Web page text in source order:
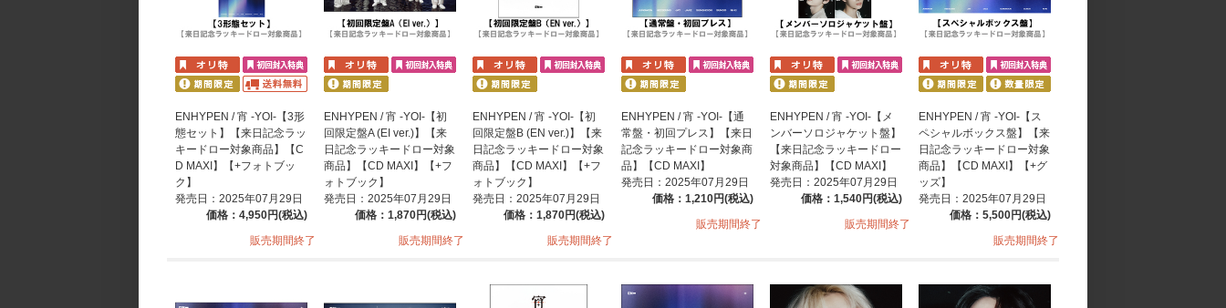
ENHYPEN / 宵 -YOI-【3形
態セット】【来日記念ラッ
キードロー対象商品】【C
D MAXI】【+フォトブッ
ク】
発売日：2025年07月29日
価格：4,950円(税込)
販売期間終了
ENHYPEN / 宵 -YOI-【初
回限定盤A (EI ver.)】【来
日記念ラッキードロー対象
商品】【CD MAXI】【+フ
ォトブック】
発売日：2025年07月29日
価格：1,870円(税込)
販売期間終了
ENHYPEN / 宵 -YOI-【初
回限定盤B (EN ver.)】【来
日記念ラッキードロー対象
商品】【CD MAXI】【+フ
ォトブック】
発売日：2025年07月29日
価格：1,870円(税込)
販売期間終了
ENHYPEN / 宵 -YOI-【通
常盤・初回プレス】【来日
記念ラッキードロー対象商
品】【CD MAXI】
発売日：2025年07月29日
価格：1,210円(税込)
販売期間終了
ENHYPEN / 宵 -YOI-【メ
ンバーソロジャケット盤】
【来日記念ラッキードロー
対象商品】【CD MAXI】
発売日：2025年07月29日
価格：1,540円(税込)
販売期間終了
ENHYPEN / 宵 -YOI-【ス
ペシャルボックス盤】【来
日記念ラッキードロー対象
商品】【CD MAXI】【+グ
ッズ】
発売日：2025年07月29日
価格：5,500円(税込)
販売期間終了